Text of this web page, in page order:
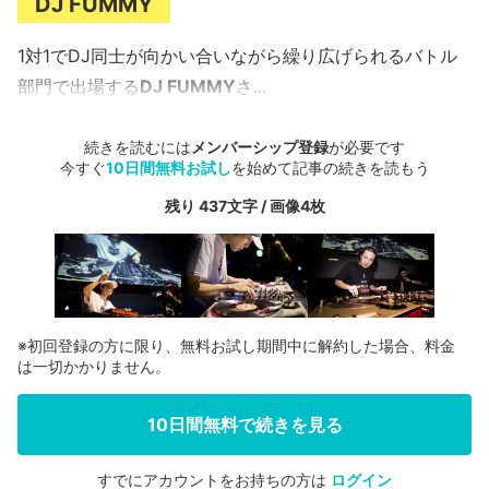
1対1でDJ同士が向かい合いながら繰り広げられるバトル
部門で出場するDJ FUMMYさ...
続きを読むには メンバーシップ登録が必要です
今すぐ10日間無料お試しを始めて記事の続きを読もう
残り 437文字 / 画像4枚
※初回登録の方に限り、無料お試し期間中に解約した場合、料金
は一切かかりません。
10日間無料で続きを見る
すでにアカウントをお持ちの方は ログイン